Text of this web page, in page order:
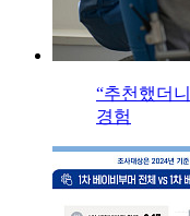
“추천했더
경험